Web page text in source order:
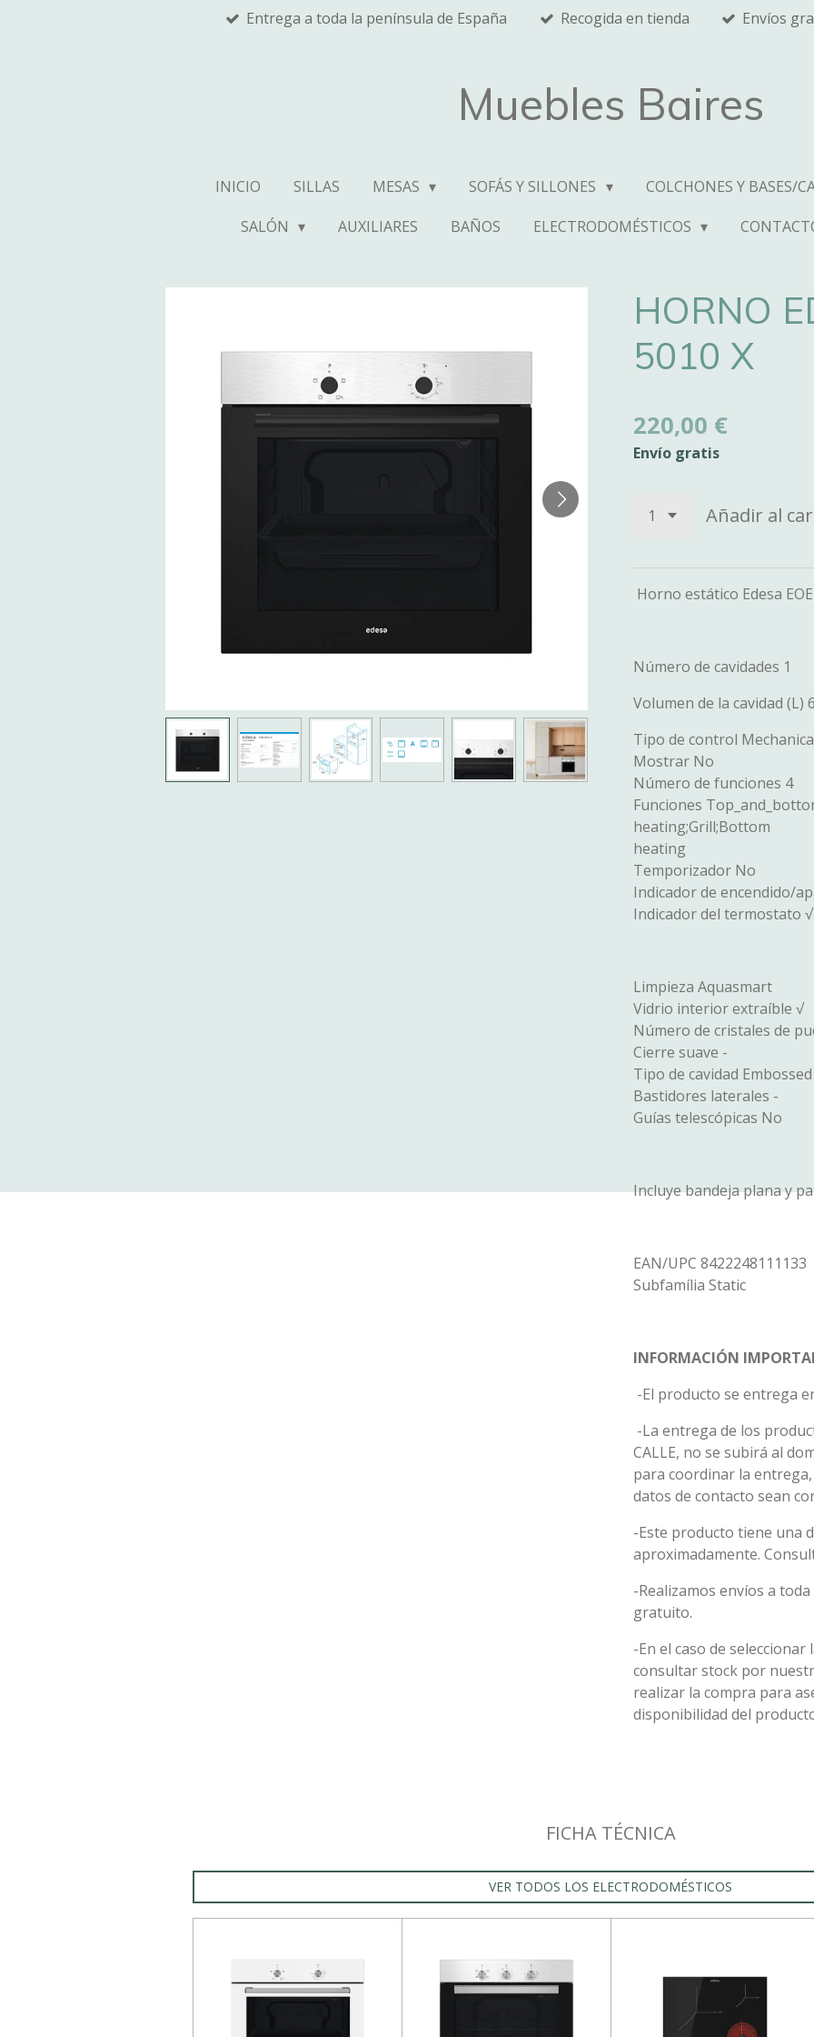
Entrega a toda la península de España Recogida en tienda Envíos
Muebles Baires
INICIO SILLAS MESAS SOFÁS Y SILLONES COLCHONES Y BASES/
SALÓN
AUXILIARES BAÑOS ELECTRODOMÉSTICOS
HORNO
5010 X
220,00 €
Envío gratis
Añadir al
Horno estático Edesa
Número de cavidades 1
Volumen de la cavidad (L)
Tipo de control
Mostrar No
Número de funciones 4
Funciones
heating;Grill;Bottom
heating
Temporizador No
Indicador de encendido/
Indicador del termostato √
Limpieza Aquasmart
Vidrio interior extraíble √
Número de cristales de
Cierre suave -
Tipo de cavidad Embossed
Bastidores laterales -
Guías telescópicas No
Incluye bandeja plana y
EAN/UPC 8422248111133
Subfamília Static
INFORMACIÓN
-El producto se entrega
-La entrega de los
CALLE, no se subirá al
para coordinar la
datos de contacto sean
-Este producto tiene una
aproximadamente.
-Realizamos envíos a
gratuito.
-En el caso de
consultar stock por
realizar la compra para
disponibilidad del
FICHA TÉCNICA
VER TODOS LOS ELECTRODOMÉSTICOS